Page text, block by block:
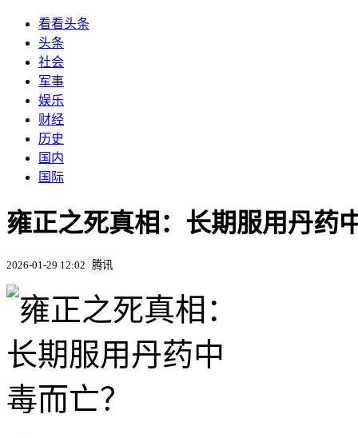
看看头条
头条
社会
军事
娱乐
财经
历史
国内
国际
雍正之死真相：长期服用丹药
2026-01-29 12:02 腾讯